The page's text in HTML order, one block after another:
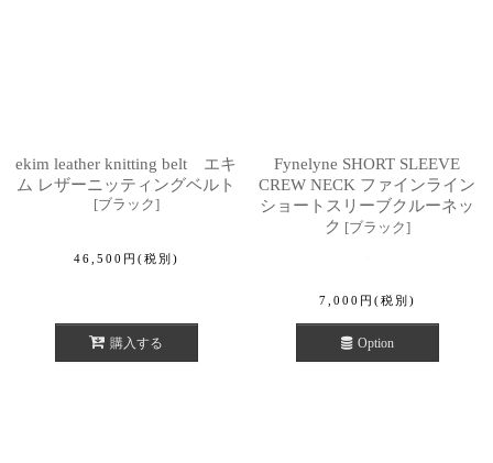
ekim leather knitting belt エキ
ム レザーニッティングベルト
[ブラック]
46,500 円 (税別)
購入する
Fynelyne SHORT SLEEVE
CREW NECK ファインライン
ショートスリーブクルーネッ
ク [ブラック]
7,000 円 (税別)
Option